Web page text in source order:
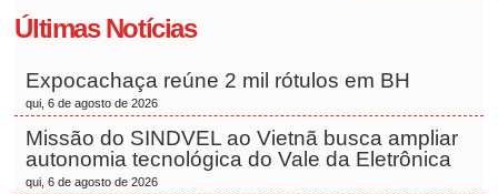
Últimas Notícias
Expocachaça reúne 2 mil rótulos em BH
qui, 6 de agosto de 2026
Missão do SINDVEL ao Vietnã busca ampliar
autonomia tecnológica do Vale da Eletrônica
qui, 6 de agosto de 2026